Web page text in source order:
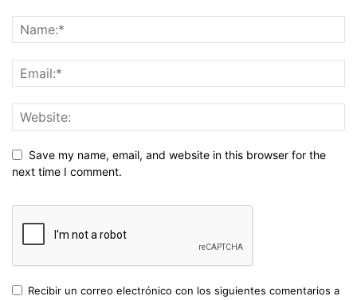
Save my name, email, and website in this browser for the
next time I comment.
Recibir un correo electrónico con los siguientes comentarios a